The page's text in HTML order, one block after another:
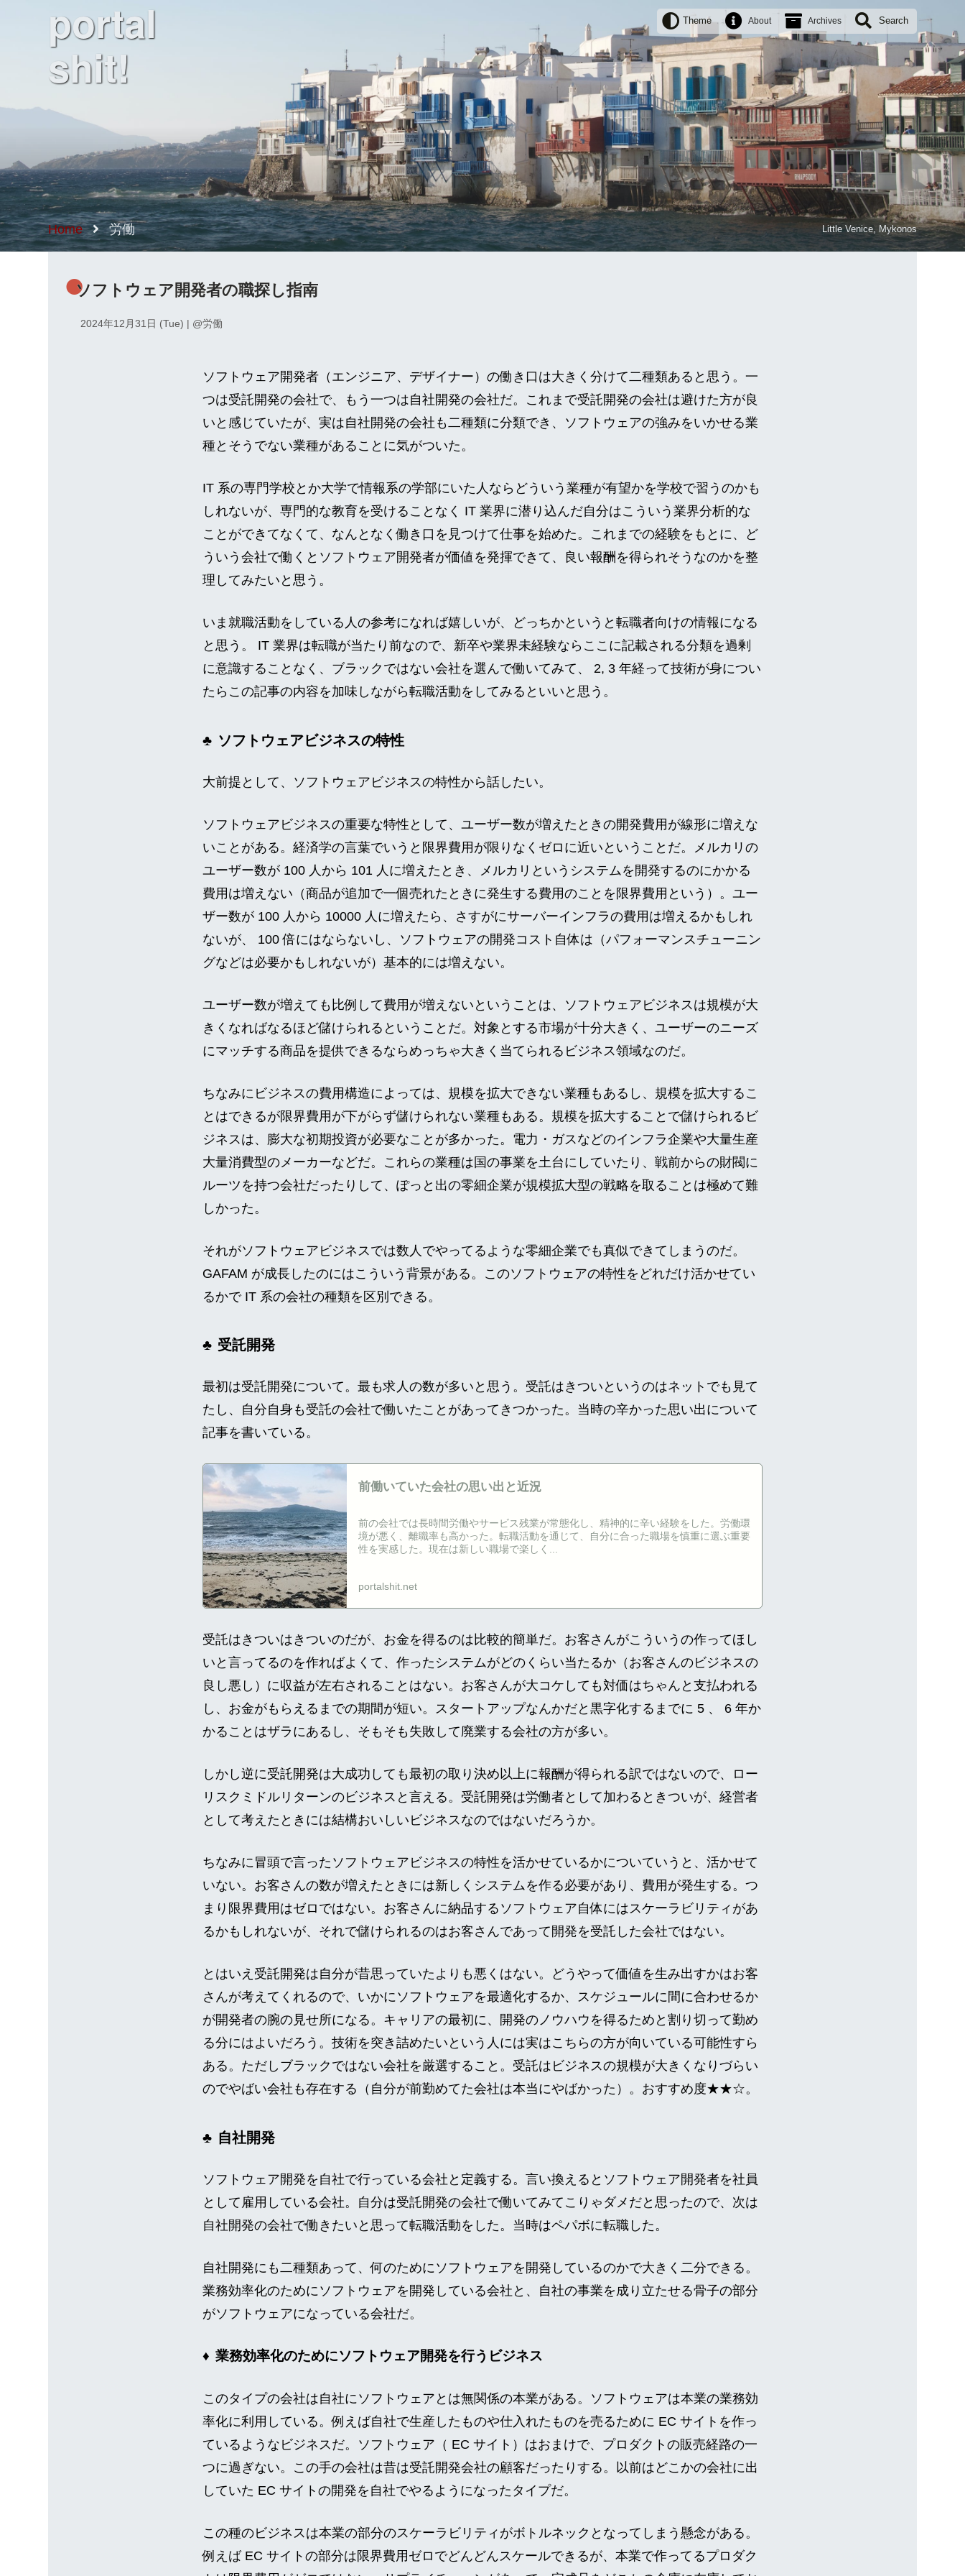
portal
shit!
Theme About Archives Search
Home 労働 Little Venice, Mykonos
ソフトウェア開発者の職探し指南
2024年12月31日 (Tue) | @労働
ソフトウェア開発者（エンジニア、デザイナー）の働き口は大きく分けて二種類あると思う。一
つは受託開発の会社で、もう一つは自社開発の会社だ。これまで受託開発の会社は避けた方が良
いと感じていたが、実は自社開発の会社も二種類に分類でき、ソフトウェアの強みをいかせる業
種とそうでない業種があることに気がついた。
IT 系の専門学校とか大学で情報系の学部にいた人ならどういう業種が有望かを学校で習うのかも
しれないが、専門的な教育を受けることなく IT 業界に潜り込んだ自分はこういう業界分析的な
ことができてなくて、なんとなく働き口を見つけて仕事を始めた。これまでの経験をもとに、ど
ういう会社で働くとソフトウェア開発者が価値を発揮できて、良い報酬を得られそうなのかを整
理してみたいと思う。
いま就職活動をしている人の参考になれば嬉しいが、どっちかというと転職者向けの情報になる
と思う。 IT 業界は転職が当たり前なので、新卒や業界未経験ならここに記載される分類を過剰
に意識することなく、ブラックではない会社を選んで働いてみて、 2, 3 年経って技術が身につい
たらこの記事の内容を加味しながら転職活動をしてみるといいと思う。
ソフトウェアビジネスの特性
大前提として、ソフトウェアビジネスの特性から話したい。
ソフトウェアビジネスの重要な特性として、ユーザー数が増えたときの開発費用が線形に増えな
いことがある。経済学の言葉でいうと限界費用が限りなくゼロに近いということだ。メルカリの
ユーザー数が 100 人から 101 人に増えたとき、メルカリというシステムを開発するのにかかる
費用は増えない（商品が追加で一個売れたときに発生する費用のことを限界費用という）。ユー
ザー数が 100 人から 10000 人に増えたら、さすがにサーバーインフラの費用は増えるかもしれ
ないが、 100 倍にはならないし、ソフトウェアの開発コスト自体は（パフォーマンスチューニン
グなどは必要かもしれないが）基本的には増えない。
ユーザー数が増えても比例して費用が増えないということは、ソフトウェアビジネスは規模が大
きくなればなるほど儲けられるということだ。対象とする市場が十分大きく、ユーザーのニーズ
にマッチする商品を提供できるならめっちゃ大きく当てられるビジネス領域なのだ。
ちなみにビジネスの費用構造によっては、規模を拡大できない業種もあるし、規模を拡大するこ
とはできるが限界費用が下がらず儲けられない業種もある。規模を拡大することで儲けられるビ
ジネスは、膨大な初期投資が必要なことが多かった。電力・ガスなどのインフラ企業や大量生産
大量消費型のメーカーなどだ。これらの業種は国の事業を土台にしていたり、戦前からの財閥に
ルーツを持つ会社だったりして、ぽっと出の零細企業が規模拡大型の戦略を取ることは極めて難
しかった。
それがソフトウェアビジネスでは数人でやってるような零細企業でも真似できてしまうのだ。
GAFAM が成長したのにはこういう背景がある。このソフトウェアの特性をどれだけ活かせてい
るかで IT 系の会社の種類を区別できる。
受託開発
最初は受託開発について。最も求人の数が多いと思う。受託はきついというのはネットでも見て
たし、自分自身も受託の会社で働いたことがあってきつかった。当時の辛かった思い出について
記事を書いている。
前働いていた会社の思い出と近況
前の会社では長時間労働やサービス残業が常態化し、精神的に辛い経験をした。労働環
境が悪く、離職率も高かった。転職活動を通じて、自分に合った職場を慎重に選ぶ重要
性を実感した。現在は新しい職場で楽しく...
portalshit.net
受託はきついはきついのだが、お金を得るのは比較的簡単だ。お客さんがこういうの作ってほし
いと言ってるのを作ればよくて、作ったシステムがどのくらい当たるか（お客さんのビジネスの
良し悪し）に収益が左右されることはない。お客さんが大コケしても対価はちゃんと支払われる
し、お金がもらえるまでの期間が短い。スタートアップなんかだと黒字化するまでに 5 、 6 年か
かることはザラにあるし、そもそも失敗して廃業する会社の方が多い。
しかし逆に受託開発は大成功しても最初の取り決め以上に報酬が得られる訳ではないので、ロー
リスクミドルリターンのビジネスと言える。受託開発は労働者として加わるときついが、経営者
として考えたときには結構おいしいビジネスなのではないだろうか。
ちなみに冒頭で言ったソフトウェアビジネスの特性を活かせているかについていうと、活かせて
いない。お客さんの数が増えたときには新しくシステムを作る必要があり、費用が発生する。つ
まり限界費用はゼロではない。お客さんに納品するソフトウェア自体にはスケーラビリティがあ
るかもしれないが、それで儲けられるのはお客さんであって開発を受託した会社ではない。
とはいえ受託開発は自分が昔思っていたよりも悪くはない。どうやって価値を生み出すかはお客
さんが考えてくれるので、いかにソフトウェアを最適化するか、スケジュールに間に合わせるか
が開発者の腕の見せ所になる。キャリアの最初に、開発のノウハウを得るためと割り切って勤め
る分にはよいだろう。技術を突き詰めたいという人には実はこちらの方が向いている可能性すら
ある。ただしブラックではない会社を厳選すること。受託はビジネスの規模が大きくなりづらい
のでやばい会社も存在する（自分が前勤めてた会社は本当にやばかった）。おすすめ度★★☆。
自社開発
ソフトウェア開発を自社で行っている会社と定義する。言い換えるとソフトウェア開発者を社員
として雇用している会社。自分は受託開発の会社で働いてみてこりゃダメだと思ったので、次は
自社開発の会社で働きたいと思って転職活動をした。当時はペパボに転職した。
自社開発にも二種類あって、何のためにソフトウェアを開発しているのかで大きく二分できる。
業務効率化のためにソフトウェアを開発している会社と、自社の事業を成り立たせる骨子の部分
がソフトウェアになっている会社だ。
業務効率化のためにソフトウェア開発を行うビジネス
このタイプの会社は自社にソフトウェアとは無関係の本業がある。ソフトウェアは本業の業務効
率化に利用している。例えば自社で生産したものや仕入れたものを売るために EC サイトを作っ
ているようなビジネスだ。ソフトウェア（ EC サイト）はおまけで、プロダクトの販売経路の一
つに過ぎない。この手の会社は昔は受託開発会社の顧客だったりする。以前はどこかの会社に出
していた EC サイトの開発を自社でやるようになったタイプだ。
この種のビジネスは本業の部分のスケーラビリティがボトルネックとなってしまう懸念がある。
例えば EC サイトの部分は限界費用ゼロでどんどんスケールできるが、本業で作ってるプロダク